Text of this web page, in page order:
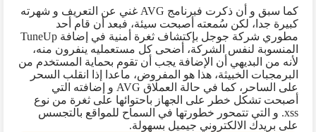
كما سبق و أن ذكرت فبرنامج AVG غني عن التعريف و شهرته
كبيرة جدا، لكن سُمعته أصبحت سيئة، فبعد أن قام أحد
مطوري شركة جوجل بإكتشاف ثغرة أمنية في إضافةTuneUp
المنسوبة لنفس الشركة، أضحى كل مستعمليه ينفرون منه،
لأنه من البديهي أن الإضافة يجب أن تقوم بحماية المستخدم من
البرمجبات الخبيثة، هذا هو المفروض، ماعدا إذا انقلب السحر
على الساحر، كما في حالة العملاق AVG و إضافته التي
أصبحت تشكل خطر على الجهاز باحتوائها على ثغرة من نوع
.xss و التي تتمحور خطورتها في السماح للمواقع بالتجسس
على بريدك الالكتروني جيميل بسهولة.